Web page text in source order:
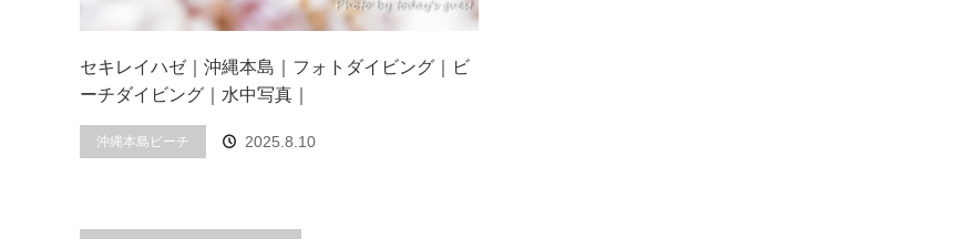
セキレイハゼ｜沖縄本島｜フォトダイビング｜ビ
ーチダイビング｜水中写真｜
沖縄本島ビーチ 2025.8.10